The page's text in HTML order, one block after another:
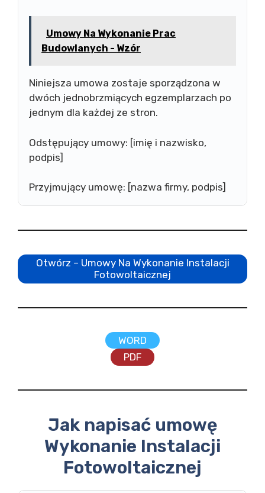
Umowy Na Wykonanie Prac
Budowlanych - Wzór
Niniejsza umowa zostaje sporządzona w
dwóch jednobrzmiących egzemplarzach po
jednym dla każdej ze stron.
Odstępujący umowy: [imię i nazwisko,
podpis]
Przyjmujący umowę: [nazwa firmy, podpis]
Otwórz – Umowy Na Wykonanie Instalacji
Fotowoltaicznej
WORD
PDF
Jak napisać umowę
Wykonanie Instalacji
Fotowoltaicznej